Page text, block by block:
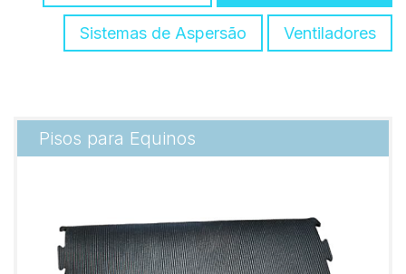
Sistemas de Aspersão Ventiladores
Pisos para Equinos